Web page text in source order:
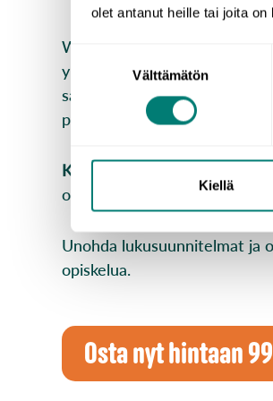
olet antanut heille tai joita
Välttämätön
Kiellä
WordDiven abikurssi on
ylioppilaskirjoituksiin.
sanaston ja kieliopin lisäksi
pelillisyys varmistaa, että
Kurssin hinta on 99€, ja se
oppimäärän ylioppilaskokeisiin
Unohda lukusuunnitelmat ja
opiskelua.
Osta nyt hintaan